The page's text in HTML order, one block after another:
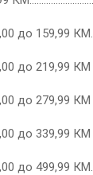
до 159,99
до 219,99
до 279,99
до 339,99
до 499,99